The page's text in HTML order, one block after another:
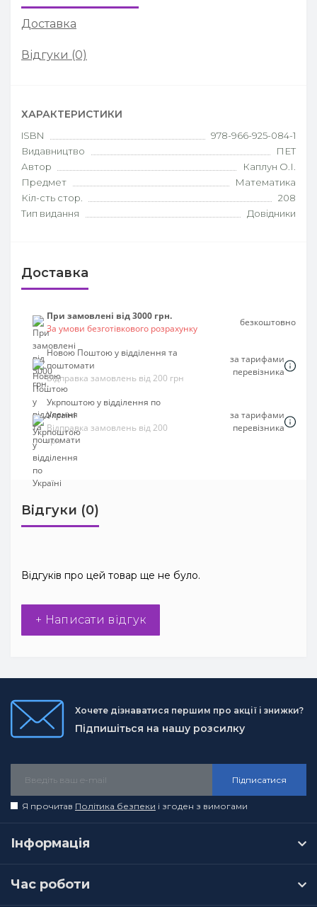
Доставка
Відгуки (0)
ХАРАКТЕРИСТИКИ
ISBN
978-966-925-084-1
Видавництво
ПЕТ
Автор
Каплун О.І.
Предмет
Математика
Кіл-сть стор.
208
Тип видання
Довідники
Доставка
При замовлені від 3000 грн.
За умови безготівкового розрахунку
безкоштовно
Новою Поштою у відділення та
поштомати
Відправка замовлень від 200 грн
за тарифами
перевізника
Укрпоштою у відділення по
Україні
Відправка замовлень від 200
грн
за тарифами
перевізника
Відгуки (0)
Відгуків про цей товар ще не було.
+ Написати відгук
Хочете дізнаватися першим про акції і знижки?
Підпишіться на нашу розсилку
Підписатися
Я прочитав Політика безпеки і згоден з вимогами
Інформація
Час роботи